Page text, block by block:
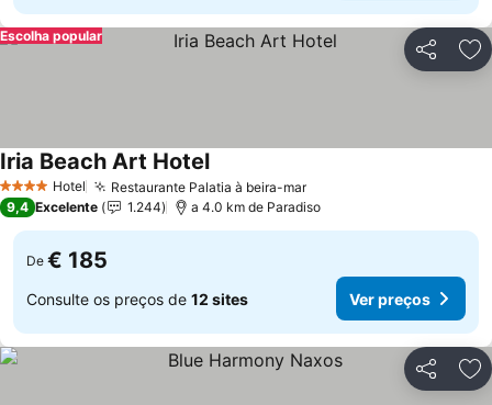
Partilhar
Escolha popular
4 EstrelasHotel Restaurante Palatia à beira-marVer preços
Iria Beach Art HotelVer preços
9,4 Excelente 1.244 a 4.0 km de Paradiso
De € 185
Consulte os preços de 12 sites Ver preços
Partilhar